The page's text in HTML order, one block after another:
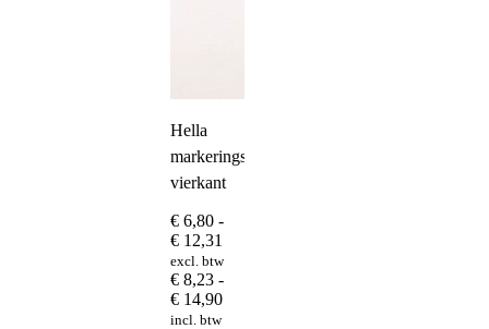
Hella
markeringslamp
vierkant
€ 6,80 -
€ 12,31
€ 6,80
tot
€ 12,31
excl. btw
€ 8,23 -
€ 14,90Prijsklasse:
€ 8,23
incl. btw